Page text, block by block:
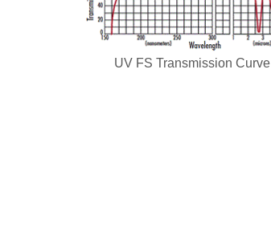
UV FS Transmission Curve